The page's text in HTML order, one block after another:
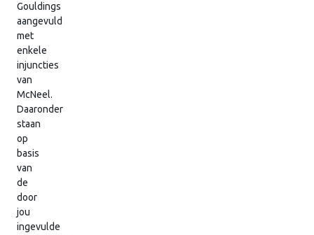
Gouldings
aangevuld
met
enkele
injuncties
van
McNeel.
Daaronder
staan
op
basis
van
de
door
jou
ingevulde